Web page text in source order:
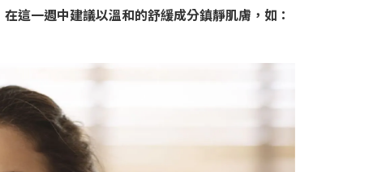
在這一週中建議以溫和的舒緩成分鎮靜肌膚，如：